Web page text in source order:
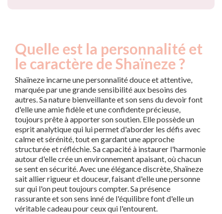
Quelle est la personnalité et
le caractère de Shaïneze ?
Shaïneze incarne une personnalité douce et attentive,
marquée par une grande sensibilité aux besoins des
autres. Sa nature bienveillante et son sens du devoir font
d'elle une amie fidèle et une confidente précieuse,
toujours prête à apporter son soutien. Elle possède un
esprit analytique qui lui permet d'aborder les défis avec
calme et sérénité, tout en gardant une approche
structurée et réfléchie. Sa capacité à instaurer l'harmonie
autour d'elle crée un environnement apaisant, où chacun
se sent en sécurité. Avec une élégance discrète, Shaïneze
sait allier rigueur et douceur, faisant d'elle une personne
sur qui l'on peut toujours compter. Sa présence
rassurante et son sens inné de l'équilibre font d'elle un
véritable cadeau pour ceux qui l'entourent.